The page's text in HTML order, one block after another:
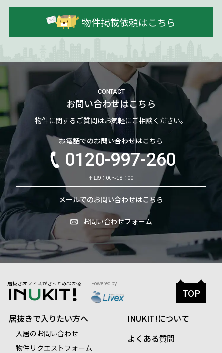
物件掲載依頼はこちら
CONTACT
お問い合わせはこちら
物件に関するご質問はお気軽にご相談ください。
お電話でのお問い合わせはこちら
0120-997-260
平日9：00～18：00
メールでのお問い合わせはこちら
お問い合わせフォーム
居抜きオフィスがきっとみつかる Powered by
居抜きで入りたい方へ
入居のお問い合わせ
物件リクエストフォーム
INUKIT!について
よくある質問
TOP